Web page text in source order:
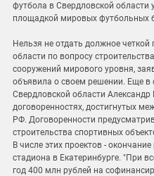
футбола в Свердловской области
площадкой мировых футбольных
Нельзя не отдать должное
области по вопросу
сооружений мирового уровня,
объявила о своем решении. Еще в
Свердловской области
договоренностях, достигнутых
РФ. Договоренности
строительства спортивных
В числе этих проектов -
стадиона в Екатеринбурге. "При
год 400 млн рублей на